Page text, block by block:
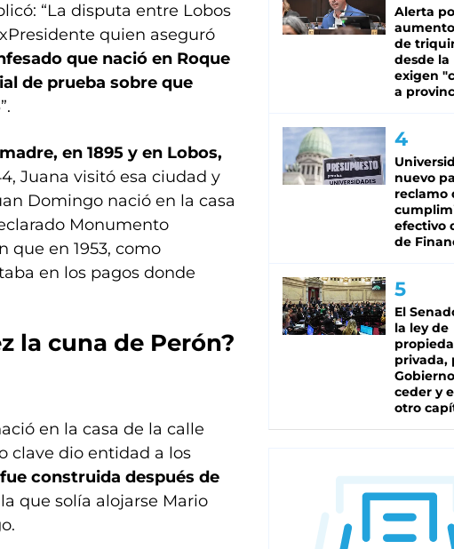
“La disputa entre Lobos
quien aseguró
que nació en Roque
de prueba sobre que
”.
en 1895 y en Lobos,
Juana visitó esa ciudad y
Domingo nació en la casa
Monumento
que en 1953, como
en los pagos donde
la cuna de Perón?
en la casa de la calle
clave dio entidad a los
construida después de
que solía alojarse Mario
Alerta
de
desde la
exigen
a
nuevo
reclamo
efectivo
de
El
la ley de
privada,
ceder y
otro